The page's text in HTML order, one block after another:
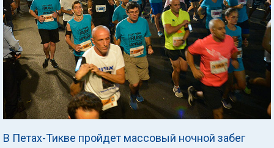
В Петах-Тикве пройдет массовый ночной забег